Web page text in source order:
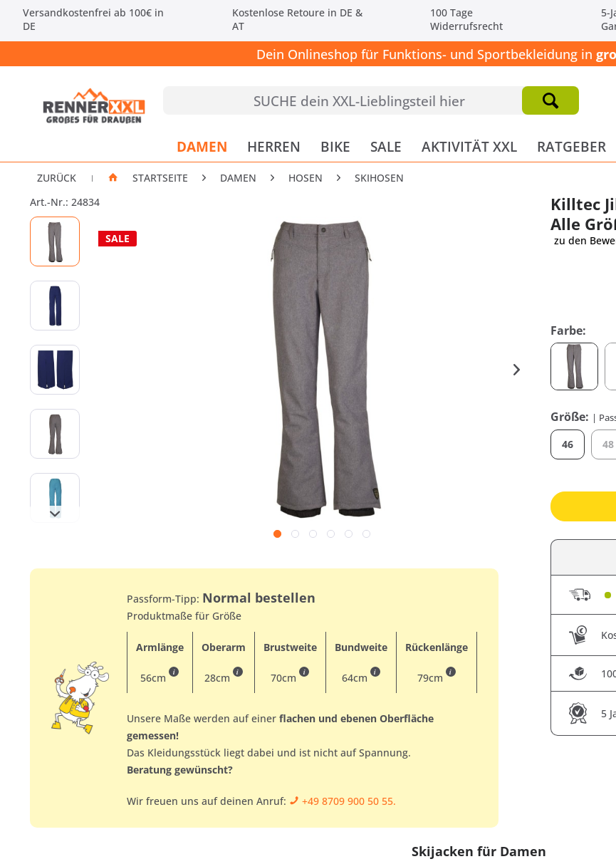
Versandkostenfrei ab 100€ in
DE
Kostenlose Retoure in DE &
AT
100 Tage
Widerrufsrecht
5-
Dein Onlineshop für Funktions- und Sportbekleidung in
DAMEN HERREN BIKE SALE AKTIVITÄT XXL RATGEBER
ZURÜCK | STARTSEITE DAMEN HOSEN SKIHOSEN
SALE
Passform-Tipp: Normal bestellen
Produktmaße für Größe
Armlänge Oberarm Brustweite Bundweite Rückenlänge
56cm i 28cm i 70cm i 64cm i 79cm i
Unsere Maße werden auf einer flachen und ebenen Oberfläche
gemessen!
Das Kleidungsstück liegt dabei und ist nicht auf Spannung.
Beratung gewünscht?
Wir freuen uns auf deinen Anruf: +49 8709 900 50 55.
Killtec
Alle
Art.-Nr.: 24834
zu den
Farbe:
Größe: |
46 48
5
Skijacken für Damen